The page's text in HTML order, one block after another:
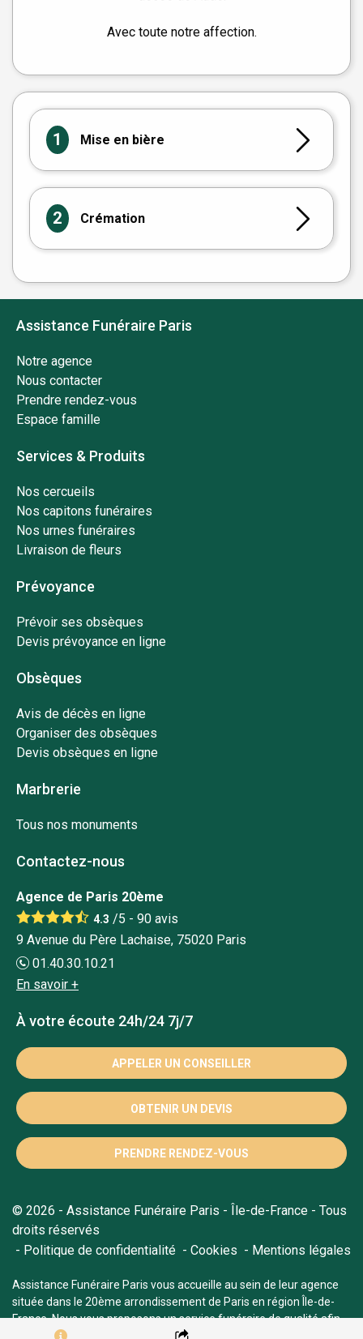
Avec toute notre affection.
1 Mise en bière
2 Crémation
Assistance Funéraire Paris
Notre agence
Nous contacter
Prendre rendez-vous
Espace famille
Services & Produits
Nos cercueils
Nos capitons funéraires
Nos urnes funéraires
Livraison de fleurs
Prévoyance
Prévoir ses obsèques
Devis prévoyance en ligne
Obsèques
Avis de décès en ligne
Organiser des obsèques
Devis obsèques en ligne
Marbrerie
Tous nos monuments
Contactez-nous
Agence de Paris 20ème
4.3 /5 - 90 avis
9 Avenue du Père Lachaise, 75020 Paris
01.40.30.10.21
En savoir +
À votre écoute 24h/24 7j/7
APPELER UN CONSEILLER
OBTENIR UN DEVIS
PRENDRE RENDEZ-VOUS
© 2026 - Assistance Funéraire Paris - Île-de-France - Tous
droits réservés
Politique de confidentialité
Cookies Mentions légales
Assistance Funéraire Paris vous accueille au sein de leur agence
située dans le 20ème arrondissement de Paris en région Île-de-
France. Nous vous proposons un service funéraire de qualité afin
de vous soutenir durant tout le processus du deuil.